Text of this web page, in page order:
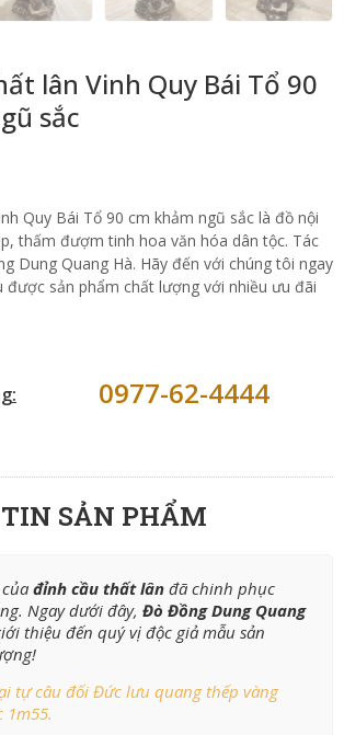
lân Vinh Quy Bái Tổ 90
sắc
Quy Bái Tổ 90 cm khảm ngũ sắc là đồ nội
thấm đượm tinh hoa văn hóa dân tộc. Tác
Dung Quang Hà. Hãy đến với chúng tôi ngay
được sản phẩm chất lượng với nhiều ưu đãi
0977-62-4444
SẢN PHẨM
đỉnh cầu thất lân đã chinh phục
Ngay dưới đây, Đò Đồng Dung Quang
thiệu đến quý vị độc giả mẫu sản
tự câu đối Đức lưu quang thếp vàng
1m55.